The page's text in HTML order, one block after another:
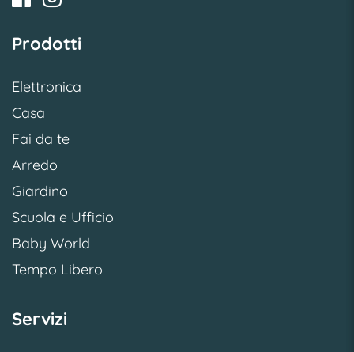
Prodotti
Elettronica
Casa
Fai da te
Arredo
Giardino
Scuola e Ufficio
Baby World
Tempo Libero
Servizi